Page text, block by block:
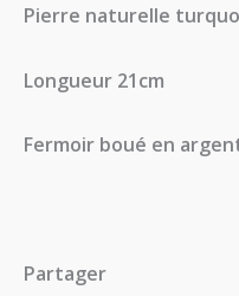
Pierre naturelle
Longueur 21cm
Fermoir boué en
Partager